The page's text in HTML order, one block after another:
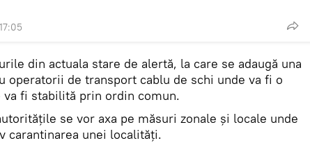
din actuala stare de alertă, la care se adaugă una
operatorii de transport cablu de schi unde va fi o
fi stabilită prin ordin comun.
se vor axa pe măsuri zonale și locale unde
carantinarea unei localități.